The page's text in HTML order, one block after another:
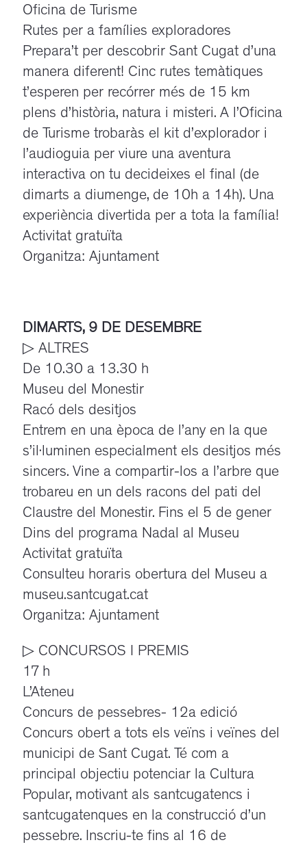
Oficina de Turisme
Rutes per a famílies exploradores
Prepara’t per descobrir Sant Cugat d’una
manera diferent! Cinc rutes temàtiques
t’esperen per recórrer més de 15 km
plens d’història, natura i misteri. A l’Oficina
de Turisme trobaràs el kit d’explorador i
l’audioguia per viure una aventura
interactiva on tu decideixes el final (de
dimarts a diumenge, de 10h a 14h). Una
experiència divertida per a tota la família!
Activitat gratuïta
Organitza: Ajuntament
DIMARTS, 9 DE DESEMBRE
▷ ALTRES
De 10.30 a 13.30 h
Museu del Monestir
Racó dels desitjos
Entrem en una època de l’any en la que
s’il·luminen especialment els desitjos més
sincers. Vine a compartir-los a l’arbre que
trobareu en un dels racons del pati del
Claustre del Monestir. Fins el 5 de gener
Dins del programa Nadal al Museu
Activitat gratuïta
Consulteu horaris obertura del Museu a
museu.santcugat.cat
Organitza: Ajuntament
▷ CONCURSOS I PREMIS
17 h
L’Ateneu
Concurs de pessebres- 12a edició
Concurs obert a tots els veïns i veïnes del
municipi de Sant Cugat. Té com a
principal objectiu potenciar la Cultura
Popular, motivant als santcugatencs i
santcugatenques en la construcció d’un
pessebre. Inscriu-te fins al 16 de